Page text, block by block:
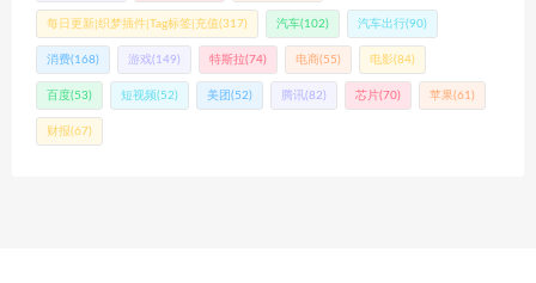
每日更新|织梦插件|Tag标签|充值(317) 汽车(102) 汽车出行(90)
消费(168) 游戏(149) 特斯拉(74) 电商(55) 电影(84)
百度(53) 短视频(52) 美团 (52) 腾讯(82) 芯片(70) 苹果(61)
财报(67)